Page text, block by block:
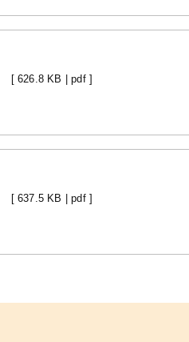
[ 626.8 KB | pdf ]
[ 637.5 KB | pdf ]